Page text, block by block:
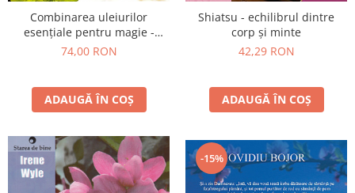
Combinarea uleiurilor
esenţiale pentru magie -
alchimie aromatică pentru
74,00 RON
ADAUGĂ ÎN COȘ
Shiatsu - echilibrul dintre
corp şi minte
42,29 RON
ADAUGĂ ÎN COȘ
-15%